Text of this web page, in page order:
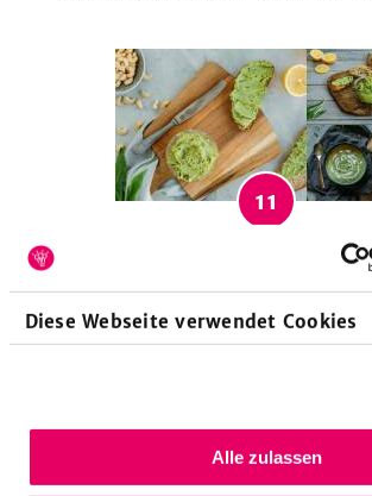
Diese Webseite verwendet Cookies
Alle zulassen
Aroma. Wie vielfältig du die Zitrone
verwenden kannst, siehst du in dieser
11
Bärlauch – der wilde Bruder des
Frische Würze für die Frühjahrsküche.
lässt sich vielseitig zubereiten –
Bärlauchpesto, Risotto oder
Suppe, auch auf Flammkuchen oder
der wilde Knoblauch vertreten. Wir